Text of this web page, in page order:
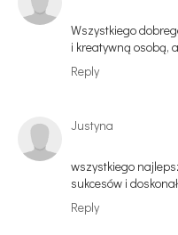
Wszystkiego
i kreatywną osobą,
Reply
Justyna
wszystkiego
sukcesów i
Reply